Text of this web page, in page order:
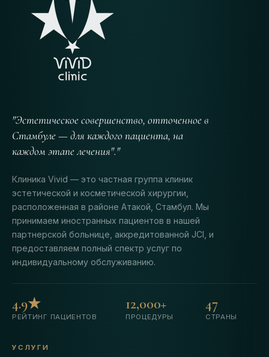
"Эстетическое совершенство, отточенное в
Стамбуле — для каждого пациента, на
каждом этапе лечения"."
Клиника Vivid — это частная группа клиник
эстетической и косметической хирургии,
расположенная в районе Атакой, Стамбул. Мы
принимаем иностранных пациентов в нашей
партнерской больнице, аккредитованной JCI, и
предоставляем полный спектр услуг по
индивидуальному обслуживанию.
4.9★
РЕЙТИНГ ПАЦИЕНТОВ
12,000+
ПРОЦЕДУРЫ
47
СТРАНЫ
УСЛУГИ